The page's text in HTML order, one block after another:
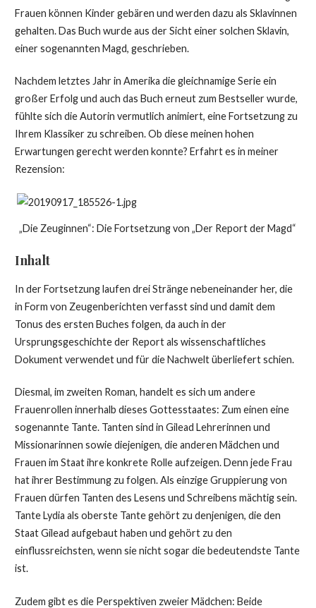
Frauen können Kinder gebären und werden dazu als Sklavinnen
gehalten. Das Buch wurde aus der Sicht einer solchen Sklavin,
einer sogenannten Magd, geschrieben.
Nachdem letztes Jahr in Amerika die gleichnamige Serie ein
großer Erfolg und auch das Buch erneut zum Bestseller wurde,
fühlte sich die Autorin vermutlich animiert, eine Fortsetzung zu
Ihrem Klassiker zu schreiben. Ob diese meinen hohen
Erwartungen gerecht werden konnte? Erfahrt es in meiner
Rezension:
„Die Zeuginnen“: Die Fortsetzung von „Der Report der Magd“
Inhalt
In der Fortsetzung laufen drei Stränge nebeneinander her, die
in Form von Zeugenberichten verfasst sind und damit dem
Tonus des ersten Buches folgen, da auch in der
Ursprungsgeschichte der Report als wissenschaftliches
Dokument verwendet und für die Nachwelt überliefert schien.
Diesmal, im zweiten Roman, handelt es sich um andere
Frauenrollen innerhalb dieses Gottesstaates: Zum einen eine
sogenannte Tante. Tanten sind in Gilead Lehrerinnen und
Missionarinnen sowie diejenigen, die anderen Mädchen und
Frauen im Staat ihre konkrete Rolle aufzeigen. Denn jede Frau
hat ihrer Bestimmung zu folgen. Als einzige Gruppierung von
Frauen dürfen Tanten des Lesens und Schreibens mächtig sein.
Tante Lydia als oberste Tante gehört zu denjenigen, die den
Staat Gilead aufgebaut haben und gehört zu den
einflussreichsten, wenn sie nicht sogar die bedeutendste Tante
ist.
Zudem gibt es die Perspektiven zweier Mädchen: Beide